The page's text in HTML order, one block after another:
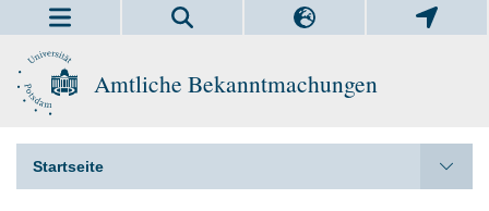
Amtliche Bekanntmachungen
Startseite